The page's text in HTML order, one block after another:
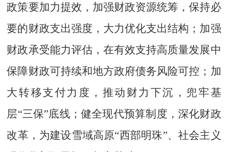
政策要加力提效，加强财政资源统筹，保持必
要的财政支出强度，大力优化支出结构；加强
财政承受能力评估，在有效支持高质量发展中
保障财政可持续和地方政府债务风险可控；加
大转移支付力度，推动财力下沉，兜牢基
层“三保”底线；健全现代预算制度，深化财政
改革，为建设雪域高原“西部明珠”、社会主义